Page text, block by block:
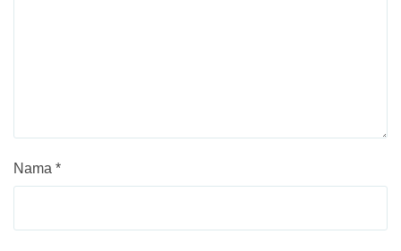
Nama *